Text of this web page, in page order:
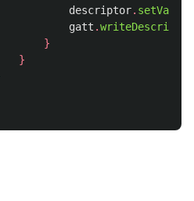
descriptor. setValue
gatt .writeDescriptor
}
}